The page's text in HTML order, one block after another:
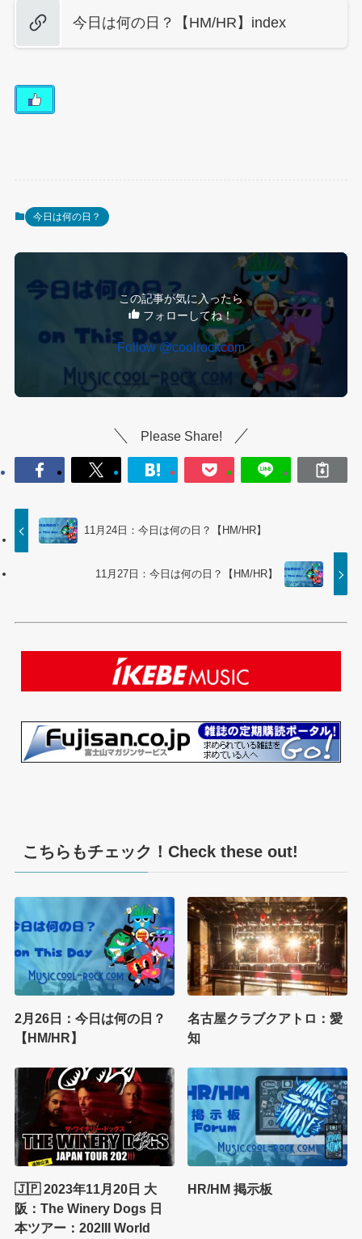
今日は何の日？【HM/HR】index
今日は何の日？
この記事が気に入ったら
フォローしてね！
Follow @coolrockcom
Please Share!
11月24日：今日は何の日？【HM/HR】
11月27日：今日は何の日？【HM/HR】
こちらもチェック！Check these out!
2月26日：今日は何の日？
【HM/HR】
名古屋クラブクアトロ：愛
知
🇯🇵 2023年11月20日 大
阪：The Winery Dogs 日
本ツアー：202III World
HR/HM 掲示板